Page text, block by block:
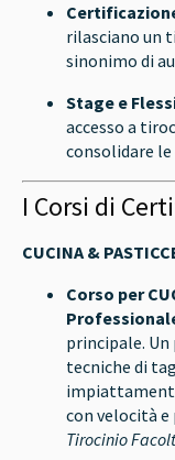
rilasciano un
sinonimo di
Stage e
accesso a
consolidare
I Corsi di
CUCINA &
Corso per
principale.
tecniche di
con velocità e
Tirocinio